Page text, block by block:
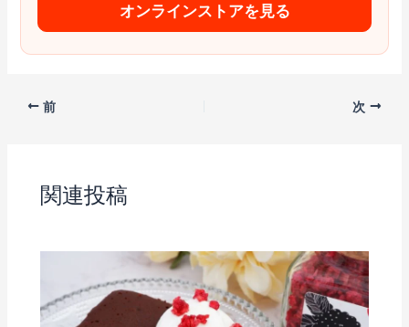
オンラインストアを見る
前 次
関連投稿